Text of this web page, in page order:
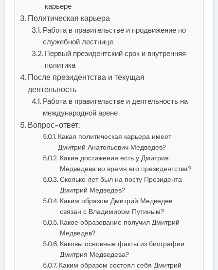
карьере
Политическая карьера
Работа в правительстве и продвижение по
служебной лестнице
Первый президентский срок и внутренняя
политика
После президентства и текущая
деятельность
Работа в правительстве и деятельность на
международной арене
Вопрос-ответ:
Какая политическая карьера имеет
Дмитрий Анатольевич Медведев?
Какие достижения есть у Дмитрия
Медведева во время его президентства?
Сколько лет был на посту Президента
Дмитрий Медведев?
Каким образом Дмитрий Медведев
связан с Владимиром Путиным?
Какое образование получил Дмитрий
Медведев?
Каковы основные факты из биографии
Дмитрия Медведева?
Каким образом состоял себя Дмитрий